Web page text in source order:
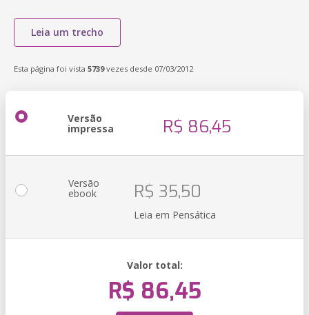
Leia um trecho
Esta página foi vista 5739vezes desde 07/03/2012
Versão
impressa R$ 86,45
Versão
ebook R$ 35,50
Leia em Pensática
Valor total:
R$ 86,45